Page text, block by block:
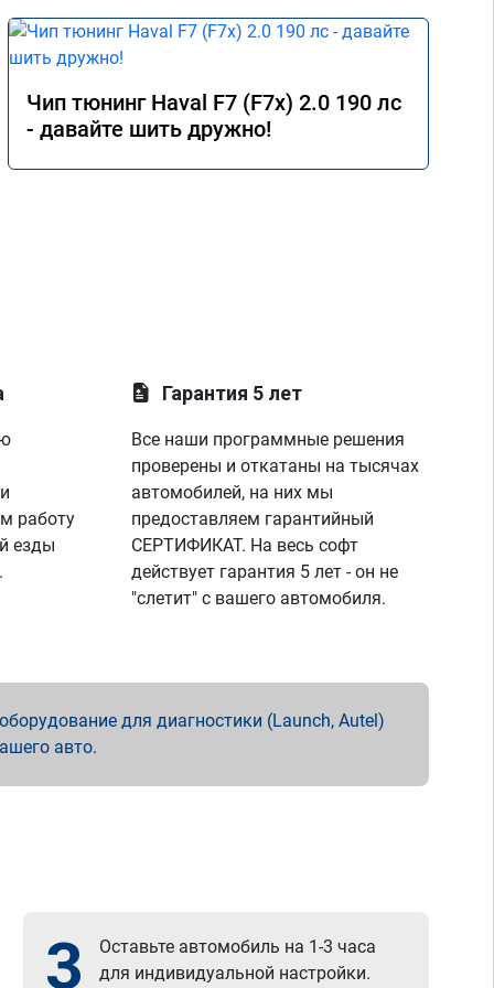
Чип тюнинг Haval F7 (F7x) 2.0 190 лс
- давайте шить дружно!
работу
езды
Гарантия 5 лет
Все наши программные решения
проверены и откатаны на тысячах
автомобилей, на них мы
предоставляем гарантийный
СЕРТИФИКАТ. На весь софт
действует гарантия 5 лет - он не
"слетит" с вашего автомобиля.
для диагностики (Launch, Autel)
авто.
3
Оставьте автомобиль на 1-3 часа
для индивидуальной настройки.